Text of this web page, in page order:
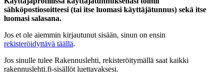
sähköpostiosoitteesi (tai itse luomasi käyttäjätunnus) sekä itse
luomasi salasana.
Jos et ole aiemmin kirjautunut sisään, sinun on ensin
rekisteröidyttävä täällä.
Jos sinulle tulee Rakennuslehti, rekisteröitymällä saat kaikki
rakennuslehti.fi-sisällöt luettavaksesi.